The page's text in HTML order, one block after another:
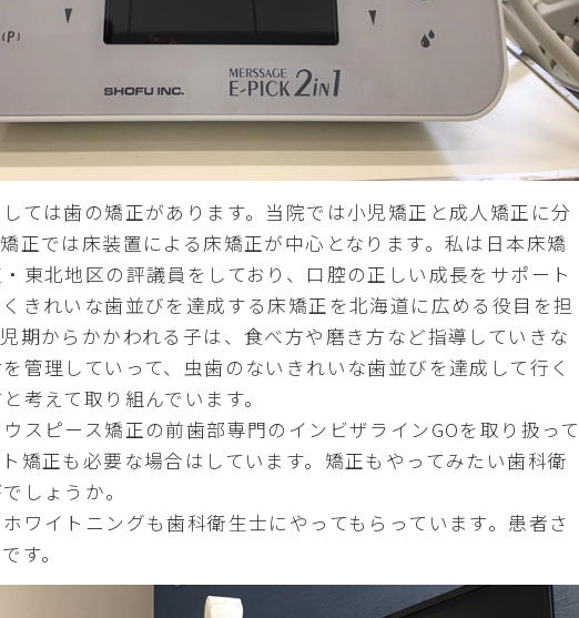
ては歯の矯正があります。当院では小児矯正と成人矯正に分
正では床装置による床矯正が中心となります。私は日本床矯
東北地区の評議員をしており、口腔の正しい成長をサポート
きれいな歯並びを達成する床矯正を北海道に広める役目を担
期からかかわれる子は、食べ方や磨き方など指導していきな
管理していって、虫歯のないきれいな歯並びを達成して行く
考えて取り組んでいます。
スピース矯正の前歯部専門のインビザラインGOを取り扱って
矯正も必要な場合はしています。矯正もやってみたい歯科衛
しょうか。
ワイトニングも歯科衛生士にやってもらっています。患者さ
す。